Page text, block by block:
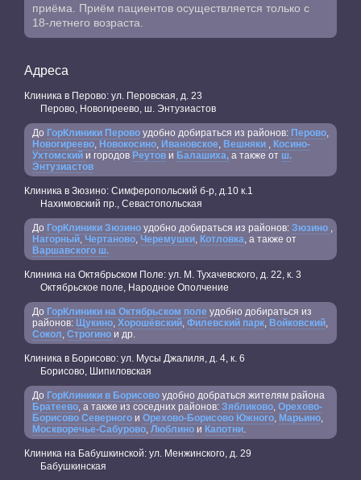
приёма. Приём пациентов осуществляется только с
18-летнего возраста.
Адреса
Клиника в Перово: ул. Перовская, д. 23
Перово, Новогиреево, ш. Энтузиастов
До ГорКлиники Перово удобно добираться из районов: Перово,
Новогиреево, Новокосино, Ивановское, Вешняки , Косино-
Ухтомский и городов Реутов и Балашиха, а также от ш.
Энтузиастов
Клиника в Зюзино: Симферопольский б-р, д.10 к.1
Нахимовский пр., Севастопольская
До ГорКлиники Зюзино удобно добираться из районов: Зюзино ,
Нагорный, Чертаново, Черемушки, Котловка, а также от
Варшавского ш.
Клиника на Октябрьском Поле: ул. М. Тухачевского, д. 22, к. 3
Октябрьское поле, Народное Ополчение
До ГорКлиники на Октябрьском поле удобно добираться из
районов: Щукино, Хорошёвский, Филевский парк, Войковский,
Сокол, Строгино и др.
Клиника в Борисово: ул. Мусы Джалиля, д. 4, к. 6
Борисово, Шипиловская
До ГорКлиники в Борисово удобно добраться жителям района
Братеево, а также из соседних районов: Зябликово, Орехово-
Борисово Северного и Орехово-Борисово Южного, Марьино,
Москворечье-Сабурово, Люблино и Капотни.
Клиника на Бабушкинской: ул. Менжинского, д. 29
Бабушкинская